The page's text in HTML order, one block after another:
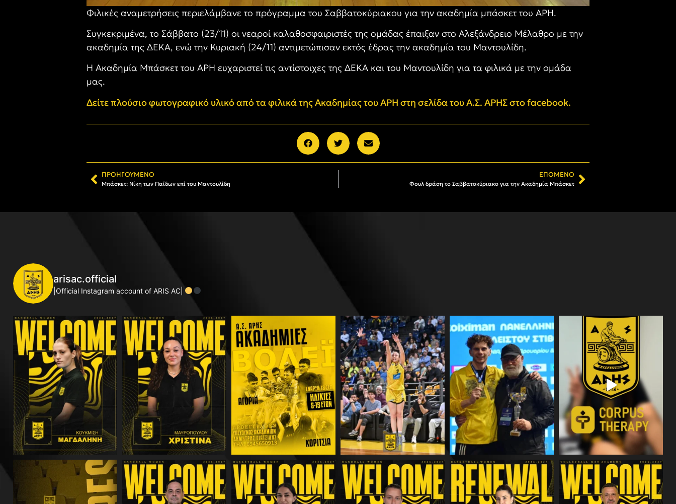
Φιλικές αναμετρήσεις περιελάμβανε το πρόγραμμα του Σαββατοκύριακου για την ακαδημία μπάσκετ του ΑΡΗ.
Συγκεκριμένα, το Σάββατο (23/11) οι νεαροί καλαθοσφαιριστές της ομάδας έπαιξαν στο Αλεξάνδρειο Μέλαθρο με την
ακαδημία της ΔΕΚΑ, ενώ την Κυριακή (24/11) αντιμετώπισαν εκτός έδρας την ακαδημία του Μαντουλίδη.
Η Ακαδημία Μπάσκετ του ΑΡΗ ευχαριστεί τις αντίστοιχες της ΔΕΚΑ και του Μαντουλίδη για τα φιλικά με την ομάδα
μας.
Δείτε πλούσιο φωτογραφικό υλικό από τα φιλικά της Ακαδημίας του ΑΡΗ στη σελίδα του Α.Σ. ΑΡΗΣ στο facebook.
ΠΡΟΗΓΟΎΜΕΝΟ
Μπάσκετ: Νίκη των Παίδων επί του Μαντουλίδη
ΕΠΌΜΕΝΟ
Φουλ δράση το Σαββατοκύριακο για την Ακαδημία Μπάσκετ
arisac.official
|Official Instagram account of ARIS AC|